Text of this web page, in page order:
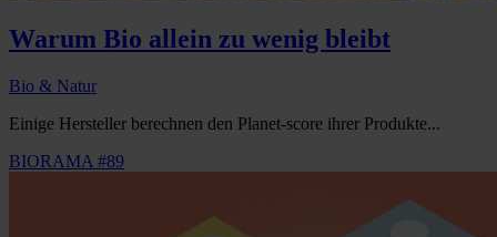
Warum Bio allein zu wenig bleibt
Bio & Natur
Einige Hersteller berechnen den Planet-score ihrer Produkte...
BIORAMA #89